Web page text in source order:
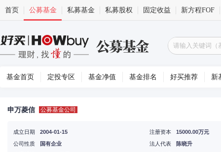
首页 公募基金 私募基金 私募股权 固定收益 新方程FOF
基金首页 定投专区 基金净值 基金排名 好买推荐 新
申万菱信 公募基金公司
成立日期
2004-01-15
公司性质
国有企业
注册资本
15000.00万元
法人代表
陈晓升